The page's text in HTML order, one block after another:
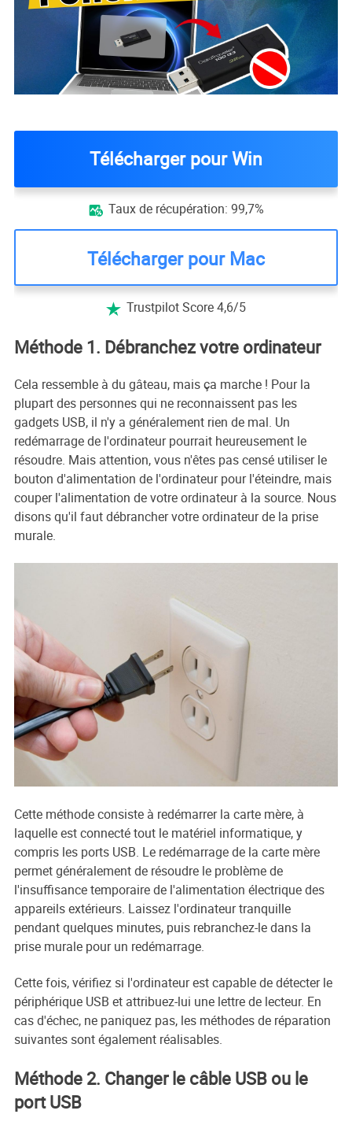
Télécharger pour Win
 Taux de récupération: 99,7%
Télécharger pour Mac
 Trustpilot Score 4,6/5
Méthode 1. Débranchez votre ordinateur
Cela ressemble à du gâteau, mais ça marche ! Pour la
plupart des personnes qui ne reconnaissent pas les
gadgets USB, il n'y a généralement rien de mal. Un
redémarrage de l'ordinateur pourrait heureusement le
résoudre. Mais attention, vous n'êtes pas censé utiliser le
bouton d'alimentation de l'ordinateur pour l'éteindre, mais
couper l'alimentation de votre ordinateur à la source. Nous
disons qu'il faut débrancher votre ordinateur de la prise
murale.
Cette méthode consiste à redémarrer la carte mère, à
laquelle est connecté tout le matériel informatique, y
compris les ports USB. Le redémarrage de la carte mère
permet généralement de résoudre le problème de
l'insuffisance temporaire de l'alimentation électrique des
appareils extérieurs. Laissez l'ordinateur tranquille
pendant quelques minutes, puis rebranchez-le dans la
prise murale pour un redémarrage.
Cette fois, vérifiez si l'ordinateur est capable de détecter le
périphérique USB et attribuez-lui une lettre de lecteur. En
cas d'échec, ne paniquez pas, les méthodes de réparation
suivantes sont également réalisables.
Méthode 2. Changer le câble USB ou le
port USB